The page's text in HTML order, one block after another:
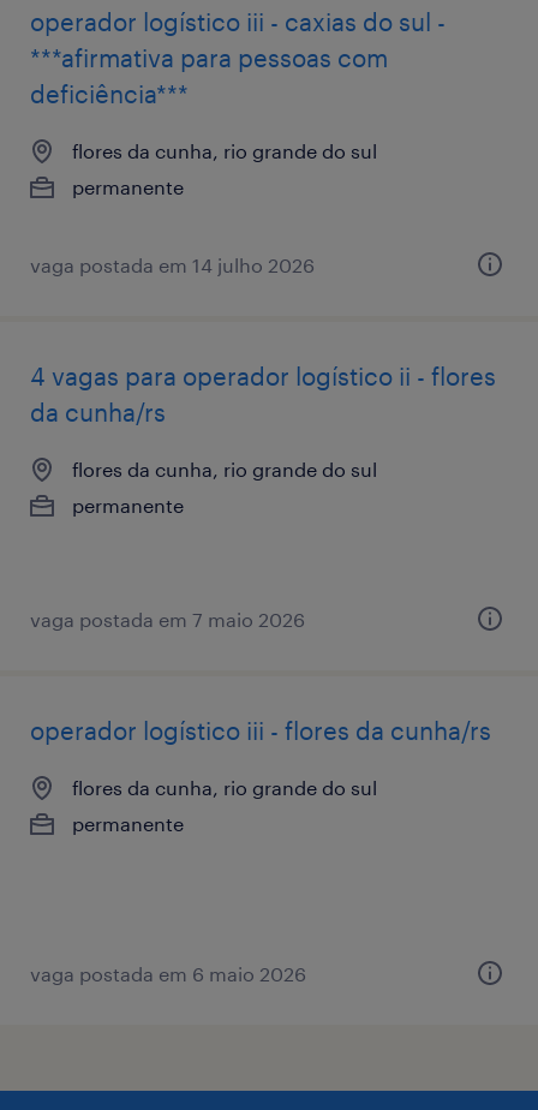
operador logístico iii - caxias do sul -
***afirmativa para pessoas com
deficiência***
flores da cunha, rio grande do sul
permanente
vaga postada em 14 julho 2026
4 vagas para operador logístico ii - flores
da cunha/rs
flores da cunha, rio grande do sul
permanente
vaga postada em 7 maio 2026
operador logístico iii - flores da cunha/rs
flores da cunha, rio grande do sul
permanente
vaga postada em 6 maio 2026